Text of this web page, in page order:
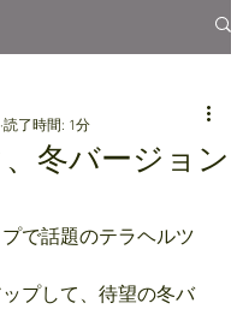
冬バージョン
読了時間: 1分
で話題のテラヘルツ
プして、待望の冬バ